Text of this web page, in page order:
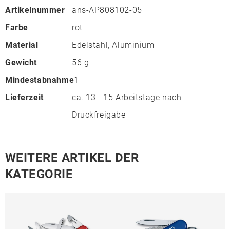
Artikelnummer
ans-AP808102-05
Farbe
rot
Material
Edelstahl, Aluminium
Gewicht
56 g
Mindestabnahme1
Lieferzeit
ca. 13 - 15 Arbeitstage nach
Druckfreigabe
WEITERE ARTIKEL DER
KATEGORIE